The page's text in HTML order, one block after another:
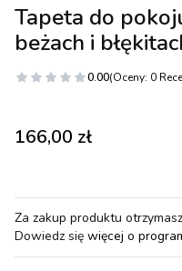
Tapeta do
beżach i
0.00(Oceny: 0
Cena
166,00 zł
Za zakup produktu otrzymasz
Dowiedz się więcej o